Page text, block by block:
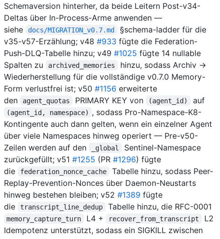
Schemaversion hinterher, da beide Leitern Post-v34-
Deltas über In-Process-Arme anwenden —
siehe
docs/MIGRATION_v0.7.md
§schema-ladder für die
v35-v57-Erzählung; v48 #933 fügte die Federation-
Push-DLQ-Tabelle hinzu; v49 #1025 fügte 14 nullable
Spalten zu
archived_memories
hinzu, sodass Archiv →
Wiederherstellung für die vollständige v0.7.0 Memory-
Form verlustfrei ist; v50 #1156 erweiterte
den
agent_quotas PRIMARY KEY von (agent_id) auf
(agent_id, namespace) , sodass Pro-Namespace-K8-
Kontingente auch dann gelten, wenn ein einzelner Agent
über viele Namespaces hinweg operiert — Pre-v50-
Zeilen werden auf den
_global
Sentinel-Namespace
zurückgefüllt; v51 #1255 (PR #1296) fügte
die
federation_nonce_cache
Tabelle hinzu, sodass Peer-
Replay-Prevention-Nonces über Daemon-Neustarts
hinweg bestehen bleiben; v52 #1389 fügte
die
transcript_line_dedup Tabelle hinzu, die RFC-0001
memory_capture_turn L4 + recover_from_transcript
L2
Idempotenz unterstützt, sodass ein SIGKILL zwischen